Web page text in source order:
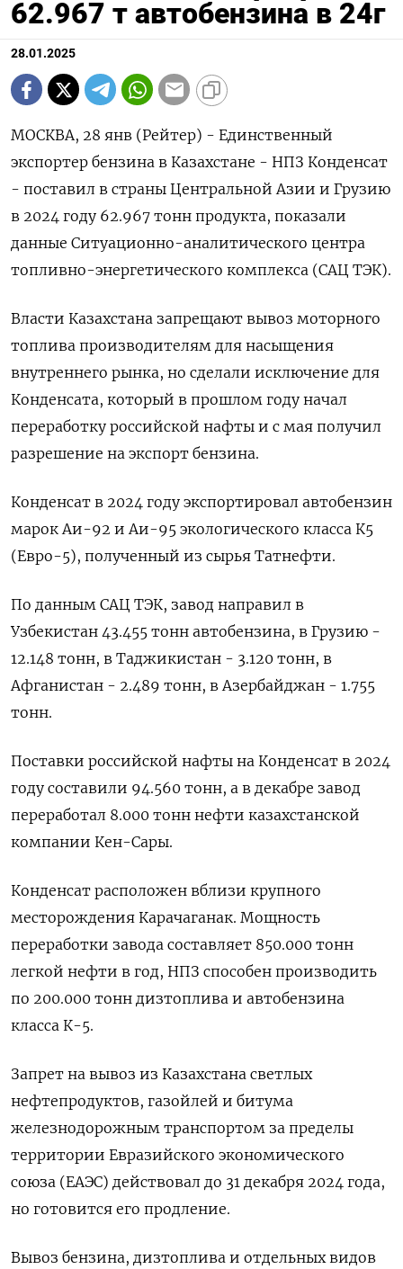
62.967 т автобензина в 24г
28.01.2025
МОСКВА, 28 янв (Рейтер) - Единственный
экспортер бензина в Казахстане - НПЗ Конденсат
- поставил в страны Центральной Азии и Грузию
в 2024 году 62.967 тонн продукта, показали
данные Ситуационно-аналитического центра
топливно-энергетического комплекса (САЦ ТЭК).
Власти Казахстана запрещают вывоз моторного
топлива производителям для насыщения
внутреннего рынка, но сделали исключение для
Конденсата, который в прошлом году начал
переработку российской нафты и с мая получил
разрешение на экспорт бензина.
Конденсат в 2024 году экспортировал автобензин
марок Аи-92 и Аи-95 экологического класса К5
(Евро-5), полученный из сырья Татнефти.
По данным САЦ ТЭК, завод направил в
Узбекистан 43.455 тонн автобензина, в Грузию -
12.148 тонн, в Таджикистан - 3.120 тонн, в
Афганистан - 2.489 тонн, в Азербайджан - 1.755
тонн.
Поставки российской нафты на Конденсат в 2024
году составили 94.560 тонн, а в декабре завод
переработал 8.000 тонн нефти казахстанской
компании Кен-Сары.
Конденсат расположен вблизи крупного
месторождения Карачаганак. Мощность
переработки завода составляет 850.000 тонн
легкой нефти в год, НПЗ способен производить
по 200.000 тонн дизтоплива и автобензина
класса К-5.
Запрет на вывоз из Казахстана светлых
нефтепродуктов, газойлей и битума
железнодорожным транспортом за пределы
территории Евразийского экономического
союза (ЕАЭС) действовал до 31 декабря 2024 года,
но готовится его продление.
Вывоз бензина, дизтоплива и отдельных видов